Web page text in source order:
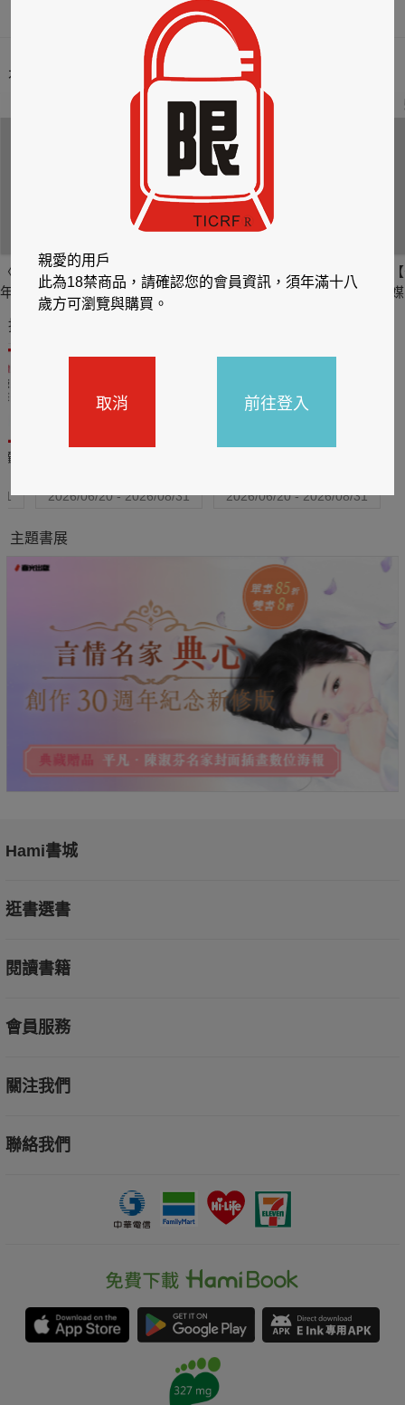
本類暢銷榜
〈TENY〉Tiny十週
年特別版紀念寫真
【全見版】大象傳
媒×誘惑誌聯名系列
NO.49 小璦
4
Miss cat- 柯洪韻
【狂野全裸極限誘
推薦你買好東西
2026/06/20 - 2026/08/31 2026/06/20 - 2026/08/31
親愛的用戶
此為18禁商品，請確認您的會員資訊，須年滿十八
歲方可瀏覽與購買。
取消 前往登入
主題書展
Hami書城
逛書選書
閱讀書籍
會員服務
關注我們
聯絡我們